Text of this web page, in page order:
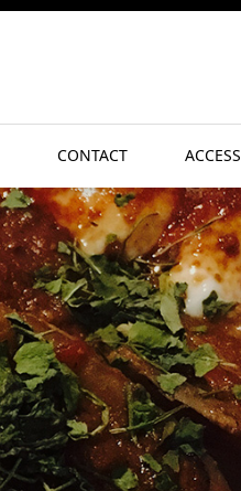
CONTACT ACCESS